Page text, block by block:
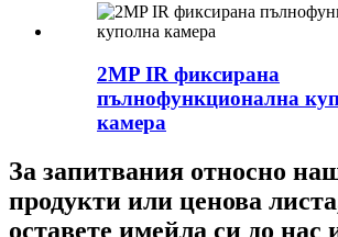
2MP IR фиксирана
пълнофункционална
камера
За запитвания относно
продукти или ценова
оставете имейла си до нас